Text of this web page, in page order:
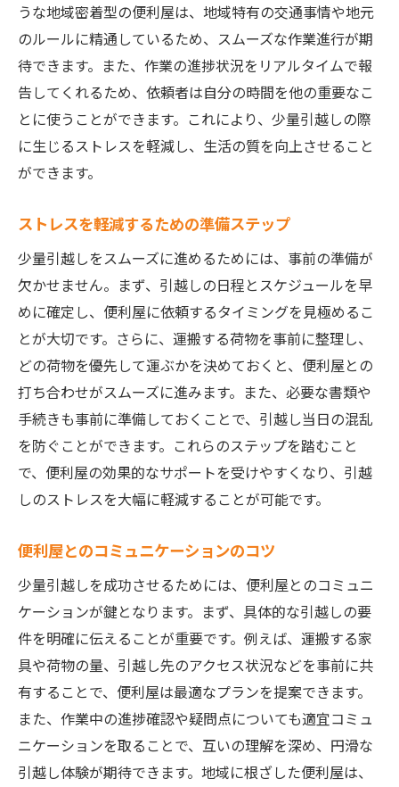
うな地域密着型の便利屋は、地域特有の交通事情や地元
のルールに精通しているため、スムーズな作業進行が期
待できます。また、作業の進捗状況をリアルタイムで報
告してくれるため、依頼者は自分の時間を他の重要なこ
とに使うことができます。これにより、少量引越しの際
に生じるストレスを軽減し、生活の質を向上させること
ができます。
ストレスを軽減するための準備ステップ
少量引越しをスムーズに進めるためには、事前の準備が
欠かせません。まず、引越しの日程とスケジュールを早
めに確定し、便利屋に依頼するタイミングを見極めるこ
とが大切です。さらに、運搬する荷物を事前に整理し、
どの荷物を優先して運ぶかを決めておくと、便利屋との
打ち合わせがスムーズに進みます。また、必要な書類や
手続きも事前に準備しておくことで、引越し当日の混乱
を防ぐことができます。これらのステップを踏むこと
で、便利屋の効果的なサポートを受けやすくなり、引越
しのストレスを大幅に軽減することが可能です。
便利屋とのコミュニケーションのコツ
少量引越しを成功させるためには、便利屋とのコミュニ
ケーションが鍵となります。まず、具体的な引越しの要
件を明確に伝えることが重要です。例えば、運搬する家
具や荷物の量、引越し先のアクセス状況などを事前に共
有することで、便利屋は最適なプランを提案できます。
また、作業中の進捗確認や疑問点についても適宜コミュ
ニケーションを取ることで、互いの理解を深め、円滑な
引越し体験が期待できます。地域に根ざした便利屋は、